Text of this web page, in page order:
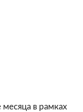
в рамках